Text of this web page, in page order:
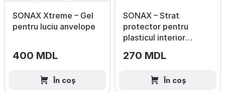
SONAX Xtreme – Gel
pentru luciu anvelope
400 MDL
În coș
SONAX – Strat
protector pentru
plasticul interior
270 MDL
În coș